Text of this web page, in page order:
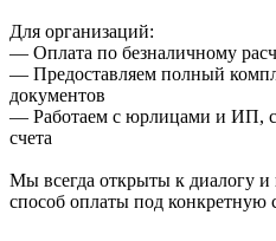
Для организаций:
— Оплата по безналичному
— Предоставляем полный
документов
— Работаем с юрлицами и ИП,
счета
Мы всегда открыты к диалогу и
способ оплаты под конкретную